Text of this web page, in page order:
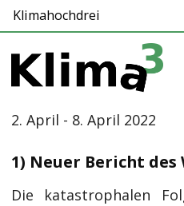
Klimahochdrei
2. April - 8. April 2022
1) Neuer Bericht
Die katastrophalen